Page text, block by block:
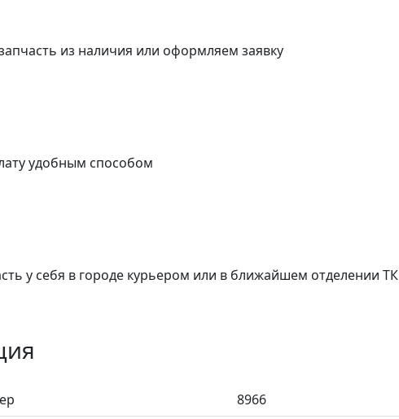
из наличия или оформляем заявку
удобным способом
у себя в городе курьером или в ближайшем отделении ТК
8966